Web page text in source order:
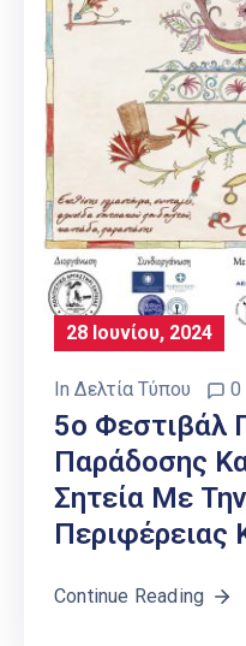
28 Ιουνίου, 2024
In Δελτία Τύπου 0
5ο Φεστιβάλ
Παράδοσης
Σητεία Με
Περιφέρειας
Continue Reading